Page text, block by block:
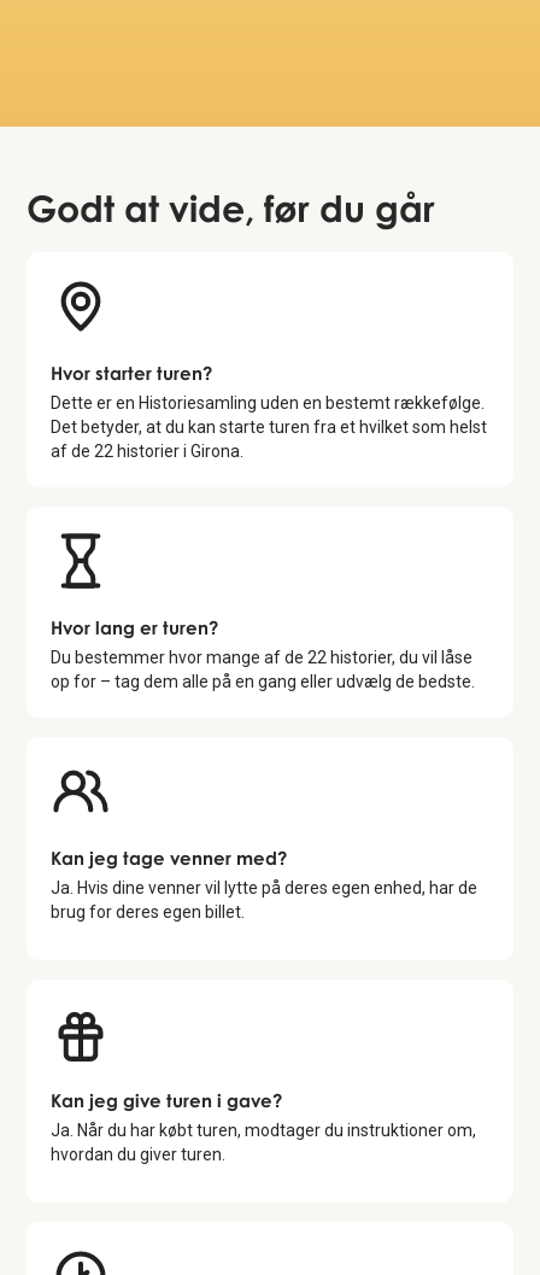
Godt at vide, før du går
Hvor starter turen?
Dette er en Historiesamling uden en bestemt rækkefølge.
Det betyder, at du kan starte turen fra et hvilket som helst
af de22 historier iGirona
Hvor lang er turen?
Du bestemmer hvor mange af de22 historier, du vil låse
op for – tag dem alle på en gang eller udvælg de bedste.
Kan jeg tage venner med?
Ja. Hvis dine venner vil lytte på deres egen enhed, har de
brug for deres egen billet.
Kan jeg give turen i gave?
Ja. Når du har købt turen, modtager du instruktioner om,
hvordan du giver turen.